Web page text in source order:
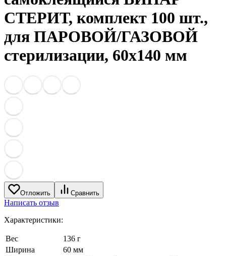
СТЕРИТ, комплект 100 шт.,
для ПАРОВОЙ/ГАЗОВОЙ
стерилизации, 60х140 мм
Отложить Сравнить
Написать отзыв
Характеристики:
Вес
136 г
Ширина
60 мм